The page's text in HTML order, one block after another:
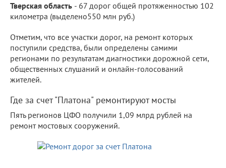
Тверская область - 67 дорог общей протяженностью 102
километра (выделено550 млн руб.)
Отметим, что все участки дорог, на ремонт которых
поступили средства, были определены самими
регионами по результатам диагностики дорожной сети,
общественных слушаний и онлайн-голосований
жителей.
Где за счет "Платона" ремонтируют мосты
Пять регионов ЦФО получили 1,09 млрд рублей на
ремонт мостовых сооружений.